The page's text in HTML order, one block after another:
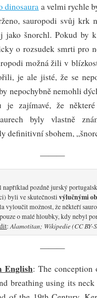
dinosaura a velmi rychle
sauropodi svůj krk
jako šnorchl. Pokud by
o rozsudek smrti pro
možná žili v
je ale jisté, že se
nepochybně nemohli
je zajímavé, že
byly vlastně
definitivní sbohem,
———
například pozdně jurský
byli ve skutečnosti výlučnými
vyloučit možnost, že někteří
o malé hloubky, kdy nebyl
:Alamotitan; Wikipedie (CC BY-
———
English: The conception
breathing using its neck